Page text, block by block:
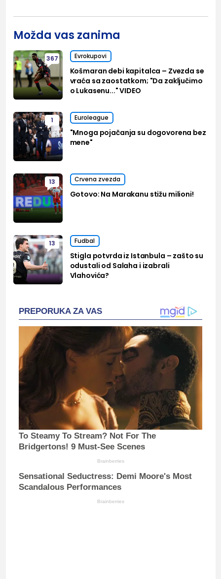
Možda vas zanima
367 Evrokupovi
Košmaran debi kapitalca – Zvezda se
vraća sa zaostatkom; "Da zaključimo
o Lukasenu..." VIDEO
1 Euroleague
"Mnoga pojačanja su dogovorena bez
mene"
13 Crvena zvezda
Gotovo: Na Marakanu stižu milioni!
13 Fudbal
Stigla potvrda iz Istanbula – zašto su
odustali od Salaha i izabrali
Vlahovića?
PREPORUKA ZA VAS
To Steamy To Stream? Not For The
Bridgertons! 9 Must-See Scenes
Brainberries
Sensational Seductress: Demi Moore's Most
Scandalous Performances
Brainberries